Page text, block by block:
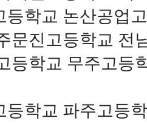
등학교 논산공업
문진고등학교 전
등학교 무주고등
등학교 파주고등